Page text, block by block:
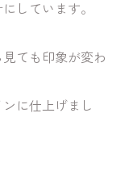
しています。
ても印象が変わ
に仕上げまし